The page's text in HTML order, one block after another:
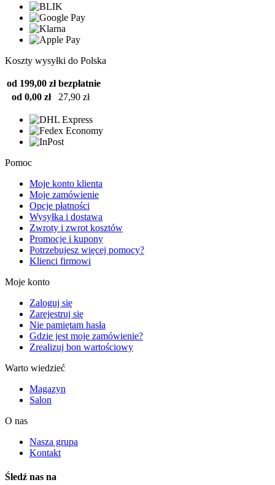
Koszty wysyłki do Polska
od 199,00 zł bezpłatnie
od 0,00 zł
27,90 zł
Pomoc
Moje konto klienta
Moje zamówienie
Opcje płatności
Wysyłka i dostawa
Zwroty i zwrot kosztów
Promocje i kupony
Potrzebujesz więcej pomocy?
Klienci firmowi
Moje konto
Zaloguj się
Zarejestruj się
Nie pamiętam hasła
Gdzie jest moje zamówienie?
Zrealizuj bon wartościowy
Warto wiedzieć
Magazyn
Salon
O nas
Nasza grupa
Kontakt
Śledź nas na